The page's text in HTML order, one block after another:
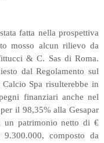
fatta nella prospettiva
mosso alcun rilievo da
& C. Sas di Roma.
dal Regolamento sul
Spa risulterebbe in
finanziari anche nel
il 98,35% alla Gesapar
un patrimonio netto di €
composto da